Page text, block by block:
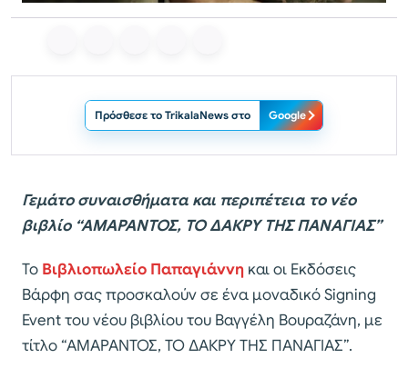
Πρόσθεσε το TrikalaNews στο Google
Γεμάτο συναισθήματα και περιπέτεια το νέο
βιβλίο “ΑΜΑΡΑΝΤΟΣ, ΤΟ ΔΑΚΡΥ ΤΗΣ ΠΑΝΑΓΙΑΣ”
Το Βιβλιοπωλείο Παπαγιάννη και οι Εκδόσεις
Βάρφη σας προσκαλούν σε ένα μοναδικό Signing
Event του νέου βιβλίου του Βαγγέλη Βουραζάνη, με
τίτλο “ΑΜΑΡΑΝΤΟΣ, ΤΟ ΔΑΚΡΥ ΤΗΣ ΠΑΝΑΓΙΑΣ”.